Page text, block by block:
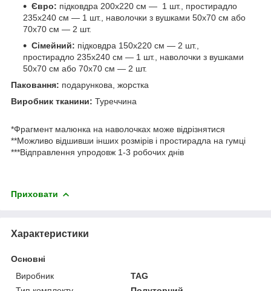
Євро: підковдра 200х220 см — 1 шт., простирадло
235х240 см — 1 шт., наволочки з вушками 50х70 см або
70х70 см — 2 шт.
Сімейний: підковдра 150х220 см — 2 шт.,
простирадло 235х240 см — 1 шт., наволочки з вушками
50х70 см або 70х70 см — 2 шт.
Паковання: подарункова, жорстка
Виробник тканини: Туреччина
*Фрагмент малюнка на наволочках може відрізнятися
**Можливо відшивши інших розмірів і простирадла на гумці
***Відправлення упродовж 1-3 робочих днів
Приховати
Характеристики
Основні
Виробник
TAG